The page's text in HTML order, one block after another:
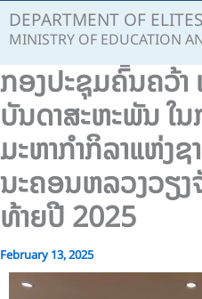
DEPARTMENT OF
MINISTRY OF EDUCATION
ກອງປະຊຸມຄົ້ນຄວ້າ
ບັນດາສະຫະພັນ ໃນ
ມະຫາກຳກິລາແຫ່ງ
ນະຄອນຫລວງວຽງ
ທ້າຍປີ 2025
February 13, 2025